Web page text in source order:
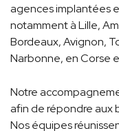
agences implantées
notamment à Lille,
Bordeaux, Avignon,
Narbonne, en Corse
Notre
afin de répondre aux
Nos équipes